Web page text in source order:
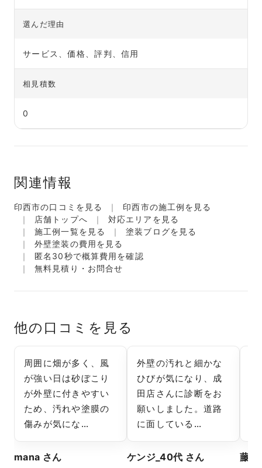
選んだ理由
サービス、価格、評判、信用
相見積数
0
関連情報
印西市の口コミを見る
印西市の施工例を見る
店舗トップへ
対応エリアを見る
施工例一覧を見る
塗装ブログを見る
外壁塗装の費用を見る
匿名30秒で概算費用を確認
無料見積り・お問合せ
他の口コミを見る
周囲に畑が多く、風
が強い日は砂ぼこり
が外壁に付きやすい
ため、汚れや塗膜の
傷みが気にな…
mana さん
外壁の汚れと細かな
ひびが気になり、成
田店さんに診断をお
願いしました。道路
に面している…
ケンジ_40代 さん 藤井